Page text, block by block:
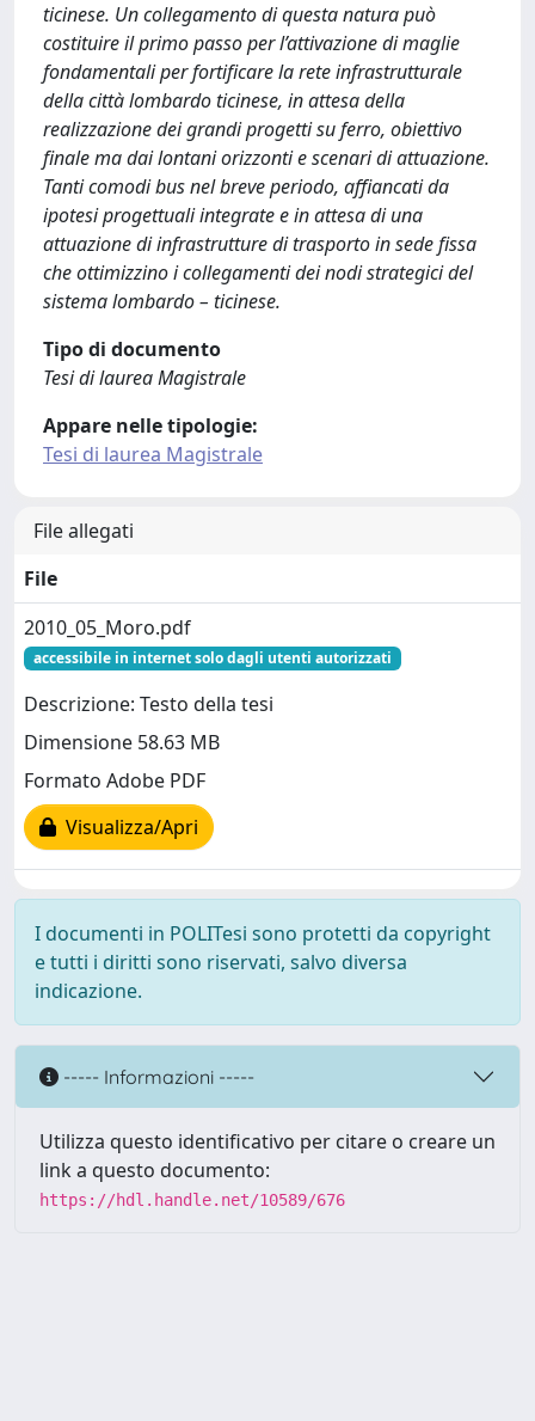
ticinese. Un collegamento di questa natura può
costituire il primo passo per l’attivazione di maglie
fondamentali per fortificare la rete infrastrutturale
della città lombardo ticinese, in attesa della
realizzazione dei grandi progetti su ferro, obiettivo
finale ma dai lontani orizzonti e scenari di attuazione.
Tanti comodi bus nel breve periodo, affiancati da
ipotesi progettuali integrate e in attesa di una
attuazione di infrastrutture di trasporto in sede fissa
che ottimizzino i collegamenti dei nodi strategici del
sistema lombardo – ticinese.
Tipo di documento
Tesi di laurea Magistrale
Appare nelle tipologie:
Tesi di laurea Magistrale
File allegati
File
2010_05_Moro.pdf
accessibile in internet solo dagli utenti autorizzati
Descrizione: Testo della tesi
Dimensione 58.63 MB
Formato Adobe PDF
Visualizza/Apri
I documenti in POLITesi sono protetti da copyright
e tutti i diritti sono riservati, salvo diversa
indicazione.
----- Informazioni -----
Utilizza questo identificativo per citare o creare un
link a questo documento:
https://hdl.handle.net/10589/676